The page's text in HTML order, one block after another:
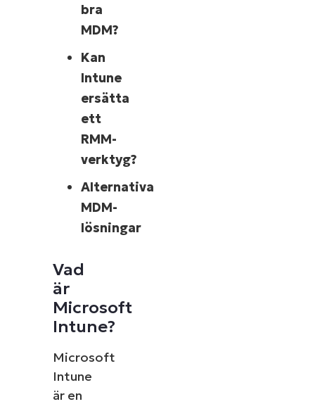
bra
MDM?
Kan
Intune
ersätta
ett
RMM-
verktyg?
Alternativa
MDM-
lösningar
Vad
är
Microsoft
Intune?
Microsoft
Intune
är en